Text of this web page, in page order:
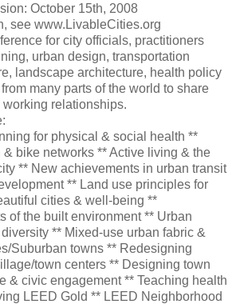
October 15th, 2008
see www.LivableCities.org
for city officials, practitioners
urban design, transportation
landscape architecture, health policy
many parts of the world to share
relationships.
for physical & social health **
bike networks ** Active living & the
** New achievements in urban transit
** Land use principles for
cities & well-being **
of the built environment ** Urban
** Mixed-use urban fabric &
Suburban towns ** Redesigning
town centers ** Designing town
& civic engagement ** Teaching health
LEED Gold ** LEED Neighborhood